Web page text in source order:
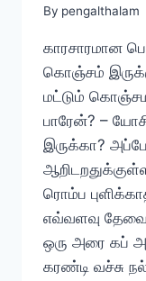
By pengalthalam
காரசாரமான
கொஞ்சம்
மட்டும்
பாரேன்? –
இருக்கா?
ரொம்ப
எவ்வளவு
ஒரு அரை கப்
கரண்டி வச்சு